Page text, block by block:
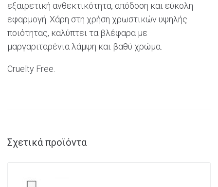
εξαιρετική ανθεκτικότητα, απόδοση και εύκολη
εφαρμογή. Χάρη στη χρήση χρωστικών υψηλής
ποιότητας, καλύπτει τα βλέφαρα με
μαργαριταρένια λάμψη και βαθύ χρώμα.
Cruelty Free.
Σχετικά προϊόντα